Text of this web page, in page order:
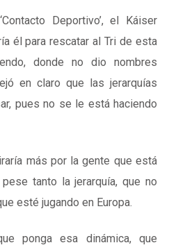
Deportivo’, el Káiser
él para rescatar al Tri de esta
donde no dio nombres
en claro que las jerarquías
pues no se le está haciendo
más por la gente que está
tanto la jerarquía, que no
esté jugando en Europa.
ponga esa dinámica, que